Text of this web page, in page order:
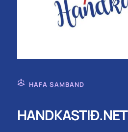
HAFA SAMBAND
HANDKASTIÐ.NET